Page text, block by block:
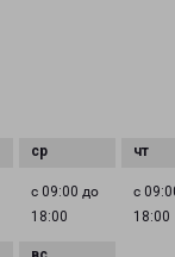
с 09:00 до
18:00
с
18:00